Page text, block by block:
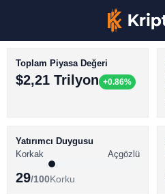
BİTCOİN HABERLERİ
ALTCOİN HABERLERİ
Toplam Piyasa Değeri
$2,21 Trilyon +0.86%
Yatırımcı Duygusu
Korkak
Açgözlü
29/100Korku